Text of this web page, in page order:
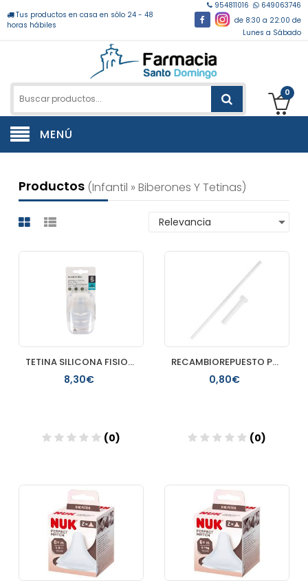
Tus productos en casa en sólo 24 - 48
horas hábiles
954811016
649063746
de 8:30 a 22:00 de
Lunes a Sábado
0
MENÚ
Productos (infantil » Biberones Y Tetinas)
TETINA SILICONA FISIOLOGICA FLUJO S SUAVINEX 2 UNIDADES
8,30€
(0)
Añadir
RECAMBIOREPUESTO PAJITA TUTETE
0,80€
(0)
Añadir